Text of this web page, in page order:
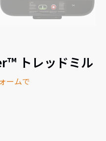
トレッドミル
ームで